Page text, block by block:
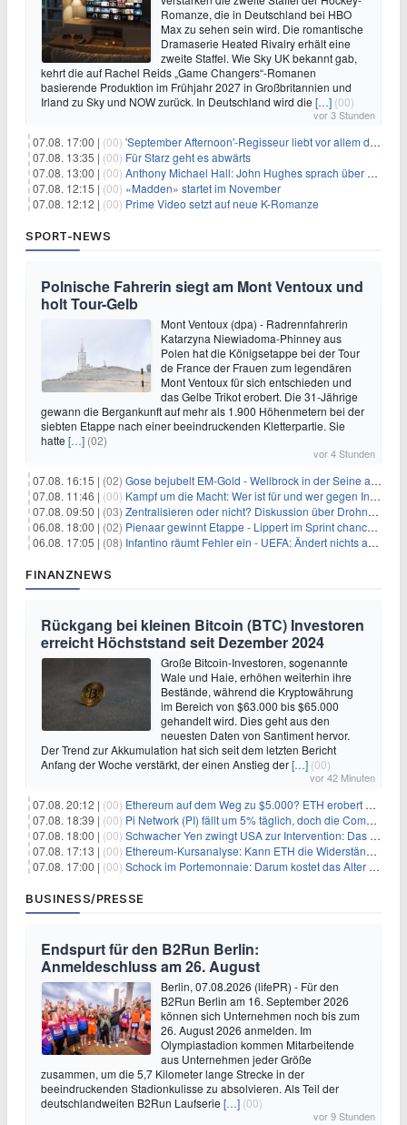
Romanze, die in Deutschland bei HBO
Max zu sehen sein wird. Die romantische
Dramaserie Heated Rivalry erhält eine
zweite Staffel. Wie Sky UK bekannt gab,
kehrt die auf Rachel Reids „Game Changers“-Romanen
basierende Produktion im Frühjahr 2027 in Großbritannien und
Irland zu Sky und NOW zurück. In Deutschland wird die […] (00)
vor 3 Stunden
07.08. 17:00 | (00) 'September Afternoon'-Regisseur liebt vor allem die 'Banalität' in seinen Filmen
07.08. 13:35 | (00) Für Starz geht es abwärts
07.08. 13:00 | (00) Anthony Michael Hall: John Hughes sprach über eine Fortsetzung von 'The Breakfast Club'
07.08. 12:15 | (00) «Madden» startet im November
07.08. 12:12 | (00) Prime Video setzt auf neue K-Romanze
SPORT-NEWS
Polnische Fahrerin siegt am Mont Ventoux und
holt Tour-Gelb
Mont Ventoux (dpa) - Radrennfahrerin
Katarzyna Niewiadoma-Phinney aus
Polen hat die Königsetappe bei der Tour
de France der Frauen zum legendären
Mont Ventoux für sich entschieden und
das Gelbe Trikot erobert. Die 31-Jährige
gewann die Bergankunft auf mehr als 1.900 Höhenmetern bei der
siebten Etappe nach einer beeindruckenden Kletterpartie. Sie
hatte […] (02)
vor 4 Stunden
07.08. 16:15 | (02) Gose bejubelt EM-Gold - Wellbrock in der Seine ausgebremst
07.08. 11:46 | (00) Kampf um die Macht: Wer ist für und wer gegen Infantino?
07.08. 09:50 | (03) Zentralisieren oder nicht? Diskussion über Drohnenabwehr
06.08. 18:00 | (02) Pienaar gewinnt Etappe - Lippert im Sprint chancenlos
06.08. 17:05 | (08) Infantino räumt Fehler ein - UEFA: Ändert nichts an Boykott
FINANZNEWS
Rückgang bei kleinen Bitcoin (BTC) Investoren
erreicht Höchststand seit Dezember 2024
Große Bitcoin-Investoren, sogenannte
Wale und Haie, erhöhen weiterhin ihre
Bestände, während die Kryptowährung
im Bereich von $63.000 bis $65.000
gehandelt wird. Dies geht aus den
neuesten Daten von Santiment hervor.
Der Trend zur Akkumulation hat sich seit dem letzten Bericht
Anfang der Woche verstärkt, der einen Anstieg der[…] (00)
vor 42 Minuten
07.08. 20:12 | (00) Ethereum auf dem Weg zu $5.000? ETH erobert wichtige Marke zurück, während Institutionen weiter akkumulieren
07.08. 18:39 | (00) Pi Network (PI) fällt um 5% täglich, doch die Community bleibt optimistisch
07.08. 18:00 | (00) Schwacher Yen zwingt USA zur Intervention: Das größte Risiko seit 15 Jahren
07.08. 17:13 | (00) Ethereum-Kursanalyse: Kann ETH die Widerstände der gleitenden Durchschnitte überwinden?
07.08. 17:00 | (00) Schock im Portemonnaie: Darum kostet das Alter deutlich mehr als Sie denken
BUSINESS/PRESSE
Endspurt für den B2Run Berlin:
Anmeldeschluss am 26. August
Berlin, 07.08.2026 (lifePR) - Für den
B2Run Berlin am 16. September 2026
können sich Unternehmen noch bis zum
26. August 2026 anmelden. Im
Olympiastadion kommen Mitarbeitende
aus Unternehmen jeder Größe
zusammen, um die 5,7 Kilometer lange Strecke in der
beeindruckenden Stadionkulisse zu absolvieren. Als Teil der
deutschlandweiten B2Run Laufserie […] (00)
vor 9 Stunden